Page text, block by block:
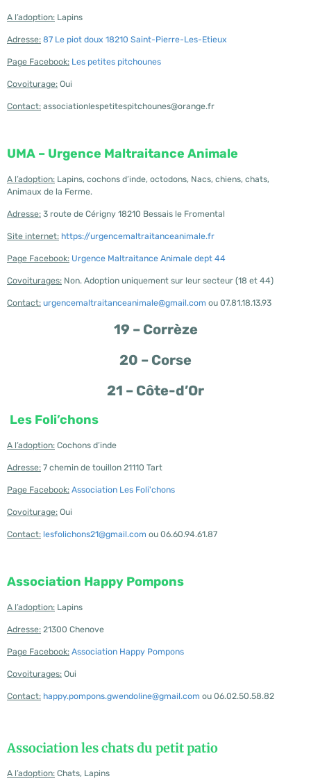
A l’adoption: Lapins
Adresse: 87 Le piot doux 18210 Saint-Pierre-Les-Etieux
Page Facebook: Les petites pitchounes
Covoiturage: Oui
Contact: associationlespetitespitchounes@orange.fr
UMA – Urgence Maltraitance Animale
A l’adoption: Lapins, cochons d’inde, octodons, Nacs, chiens, chats,
Animaux de la Ferme.
Adresse: 3 route de Cérigny 18210 Bessais le Fromental
Site internet: https://urgencemaltraitanceanimale.fr
Page Facebook: Urgence Maltraitance Animale dept 44
Covoiturages: Non. Adoption uniquement sur leur secteur (18 et 44)
Contact: urgencemaltraitanceanimale@gmail.com ou 07.81.18.13.93
19 – Corrèze
20 – Corse
21 – Côte-d’Or
Les Foli’chons
A l’adoption: Cochons d’inde
Adresse: 7 chemin de touillon 21110 Tart
Page Facebook: Association Les Foli'chons
Covoiturage: Oui
Contact: lesfolichons21@gmail.com ou 06.60.94.61.87
Association Happy Pompons
A l’adoption: Lapins
Adresse: 21300 Chenove
Page Facebook: Association Happy Pompons
Covoiturages: Oui
Contact: happy.pompons.gwendoline@gmail.com ou 06.02.50.58.82
Association les chats du petit patio
A l’adoption: Chats, Lapins